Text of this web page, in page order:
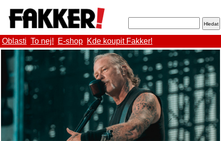
Oblasti To nej! E-shop Kde koupit Fakker!